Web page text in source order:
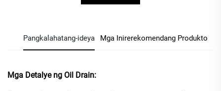
Pangkalahatang-ideya Mga Inirerekomendang Produkto
Mga Detalye ng Oil Drain: